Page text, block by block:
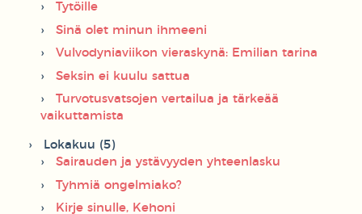
Tytöille
Sinä olet minun ihmeeni
Vulvodyniaviikon vieraskynä: Emilian tarina
Seksin ei kuulu sattua
Turvotusvatsojen vertailua ja tärkeää
vaikuttamista
Lokakuu (5)
Sairauden ja ystävyyden yhteenlasku
Tyhmiä ongelmiako?
Kirje sinulle, Kehoni